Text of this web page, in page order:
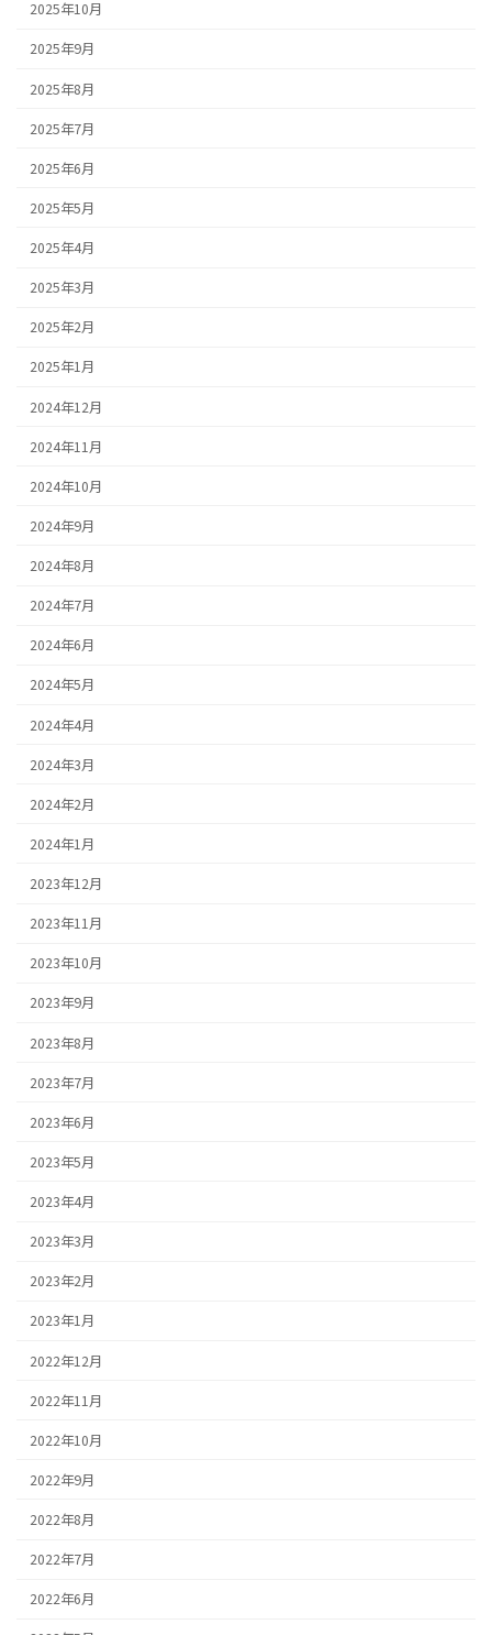
2025年10月
2025年9月
2025年8月
2025年7月
2025年6月
2025年5月
2025年4月
2025年3月
2025年2月
2025年1月
2024年12月
2024年11月
2024年10月
2024年9月
2024年8月
2024年7月
2024年6月
2024年5月
2024年4月
2024年3月
2024年2月
2024年1月
2023年12月
2023年11月
2023年10月
2023年9月
2023年8月
2023年7月
2023年6月
2023年5月
2023年4月
2023年3月
2023年2月
2023年1月
2022年12月
2022年11月
2022年10月
2022年9月
2022年8月
2022年7月
2022年6月